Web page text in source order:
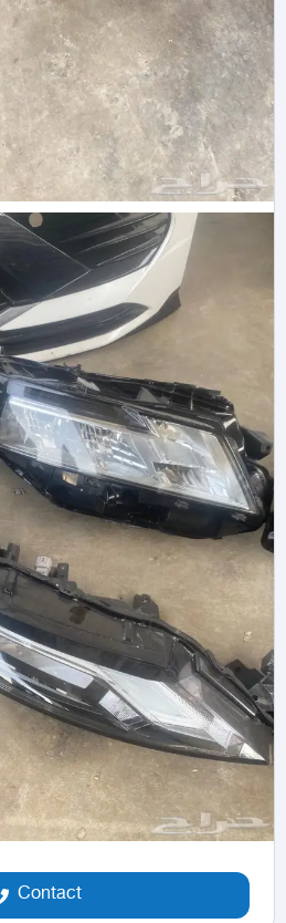
Contact